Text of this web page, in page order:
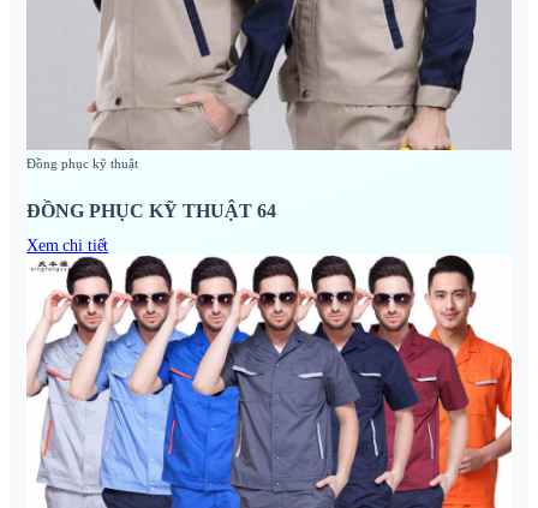
Đồng phục kỹ thuật
ĐỒNG PHỤC KỸ THUẬT 64
Xem chi tiết